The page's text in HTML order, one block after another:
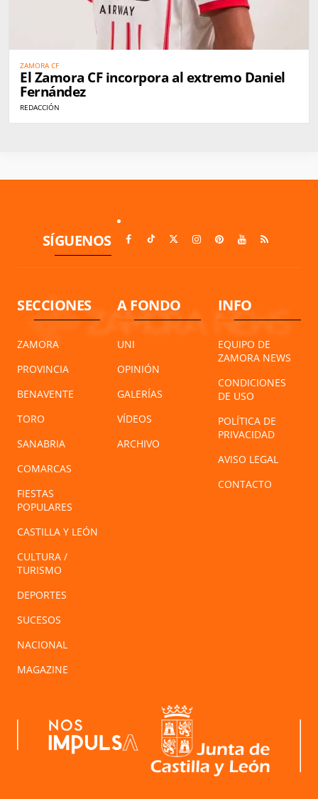
ZAMORA CF
El Zamora CF incorpora al extremo Daniel
Fernández
REDACCIÓN
SÍGUENOS
SECCIONES
ZAMORA
PROVINCIA
BENAVENTE
TORO
SANABRIA
COMARCAS
FIESTAS
POPULARES
CASTILLA Y LEÓN
CULTURA /
TURISMO
DEPORTES
SUCESOS
NACIONAL
MAGAZINE
A FONDO
UNI
OPINIÓN
GALERÍAS
VÍDEOS
ARCHIVO
INFO
EQUIPO DE
ZAMORA NEWS
CONDICIONES
DE USO
POLÍTICA DE
PRIVACIDAD
AVISO LEGAL
CONTACTO